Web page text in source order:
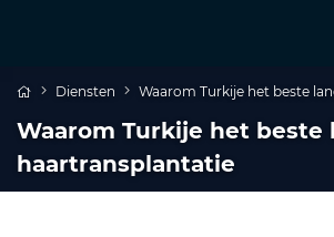
Diensten Waarom Turkije het beste
Waarom Turkije het beste
haartransplantatie